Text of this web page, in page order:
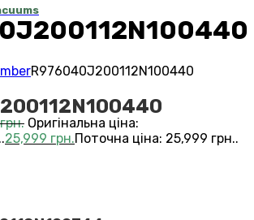
грн. Оригінальна ціна:
25,999 грн.Поточна ціна: 25,999 грн..
R976040J200112N100440